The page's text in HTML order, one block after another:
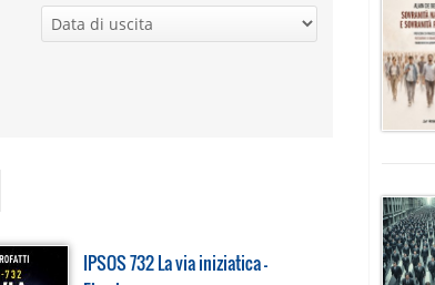
IPSOS 732 La via iniziatica -